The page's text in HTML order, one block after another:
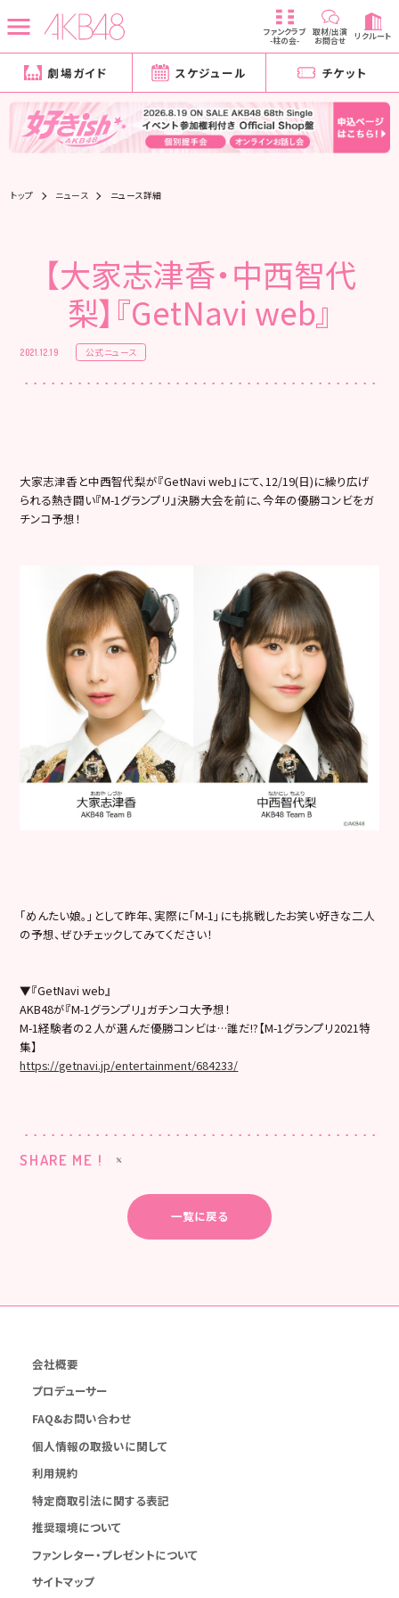
ファンクラブ
-柱の会-
取材/出演
お問合せ リクルート
劇場ガイド スケジュール チケット
トップ ニュース ニュース詳細
【大家志津香・中西智代
梨】『GetNavi web』
2021.12.19 公式ニュース
大家志津香と中西智代梨が『GetNavi web』にて、12/19(日)に繰り広げ
られる熱き闘い『M-1グランプリ』決勝大会を前に、今年の優勝コンビをガ
チンコ予想！
「めんたい娘。」として昨年、実際に「M-1」 にも挑戦したお笑い好きな二人
の予想、ぜひチェックしてみてください！
▼『GetNavi web』
AKB48が『M-1グランプリ』ガチンコ大予想！
M-1経験者の２人が選んだ優勝コンビは…誰だ!?【M-1グランプリ2021特
集】
https://getnavi.jp/entertainment/684233/
SHARE ME !
一覧に戻る
会社概要
プロデューサー
FAQ&お問い合わせ
個人情報の取扱いに関して
利用規約
特定商取引法に関する表記
推奨環境について
ファンレター・プレゼントについて
サイトマップ